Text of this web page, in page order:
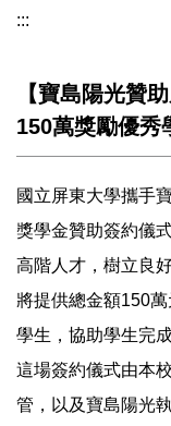
:::
【寶島陽光贊
150萬獎勵優秀
國立屏東大學攜手
獎學金贊助簽約儀
高階人才，樹立良
將提供總金額150
學生，協助學生完成
這場簽約儀式由本
管，以及寶島陽光